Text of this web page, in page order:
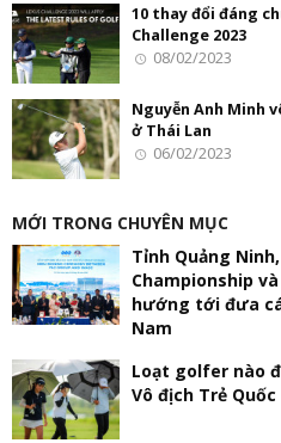
10 thay đổi đáng
Challenge 2023
08/02/2023
Nguyễn Anh Minh
ở Thái Lan
06/02/2023
MỚI TRONG CHUYÊN MỤC
Tỉnh Quảng
Championship
hướng tới đưa
Nam
Loạt golfer nào
Vô địch Trẻ Quốc